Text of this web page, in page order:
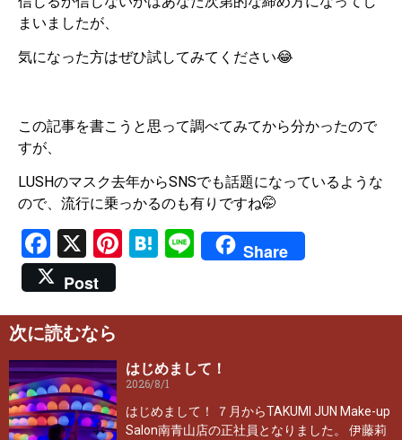
まいましたが、
気になった方はぜひ試してみてください😂
この記事を書こうと思って調べてみてから分かったので
すが、
LUSHのマスク去年からSNSでも話題になっているような
ので、流行に乗っかるのも有りですね🤭
Facebook
X Pinterest
Hatena
LineShare
Post
次に読むなら
はじめまして！
2026/8/1
はじめまして！ ７月からTAKUMI JUN Make-up
Salon南青山店の正社員となりました。 伊藤莉